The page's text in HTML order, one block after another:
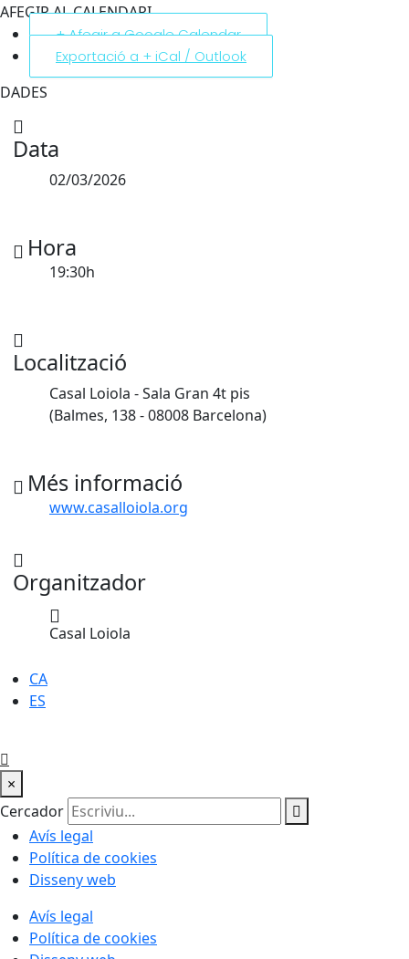
AFEGIR AL CALENDARI
+ Afegir a Google Calendar
Exportació a + iCal / Outlook
DADES
Data
02/03/2026
Hora
19:30h
Localització
Casal Loiola - Sala Gran 4t pis
(Balmes, 138 - 08008 Barcelona)
Més informació
www.casalloiola.org
Organitzador
Casal Loiola
CA
ES
×
Cercador
Avís legal
Política de cookies
Disseny web
Avís legal
Política de cookies